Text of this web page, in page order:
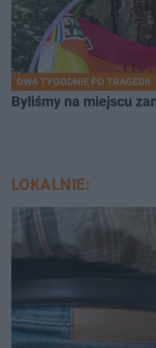
DWA TYGODNIE PO TRAGEDII
Byliśmy na miejscu
LOKALNIE: